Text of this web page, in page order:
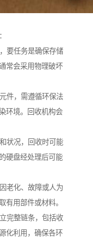
要任务是确保存储
常会采用物理破坏
件，需遵循环保法
环境。回收机构会
状况，回收时可能
硬盘经处理后可能
老化、故障或人为
有用部件或材料。
完整链条，包括收
化利用，确保各环